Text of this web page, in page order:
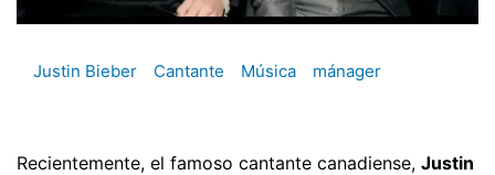
Justin Bieber Cantante Música mánager
Recientemente, el famoso cantante canadiense, Justin